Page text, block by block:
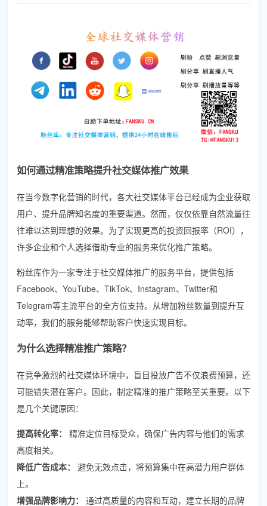
如何通过精准策略提升社交媒体推广效果
在当今数字化营销的时代，各大社交媒体平台已经成为企业获取
用户、提升品牌知名度的重要渠道。然而，仅仅依靠自然流量往
往难以达到理想的效果。为了实现更高的投资回报率（ROI），
许多企业和个人选择借助专业的服务来优化推广策略。
粉丝库作为一家专注于社交媒体推广的服务平台，提供包括
Facebook、YouTube、TikTok、Instagram、Twitter和
Telegram等主流平台的全方位支持。从增加粉丝数量到提升互
动率，我们的服务能够帮助客户快速实现目标。
为什么选择精准推广策略？
在竞争激烈的社交媒体环境中，盲目投放广告不仅浪费预算，还
可能错失潜在客户。因此，制定精准的推广策略至关重要。以下
是几个关键原因：
提高转化率：
精准定位目标受众，确保广告内容与他们的需求
高度相关。
降低广告成本：
避免无效点击，将预算集中在高潜力用户群体
上。
增强品牌影响力：
通过高质量的内容和互动，建立长期的品牌